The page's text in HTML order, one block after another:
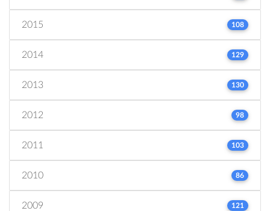
2015 108
2014 129
2013 130
2012 98
2011 103
2010 86
2009 121